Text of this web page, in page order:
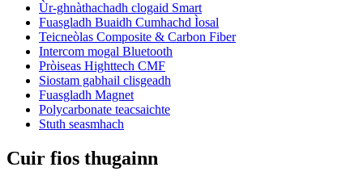
Ùr-ghnàthachadh clogaid Smart
Fuasgladh Buaidh Cumhachd Ìosal
Teicneòlas Composite & Carbon Fiber
Intercom mogal Bluetooth
Pròiseas Highttech CMF
Siostam gabhail clisgeadh
Fuasgladh Magnet
Polycarbonate teacsaichte
Stuth seasmhach
Cuir fios thugainn